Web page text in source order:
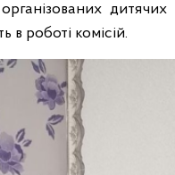
роботі комісій.